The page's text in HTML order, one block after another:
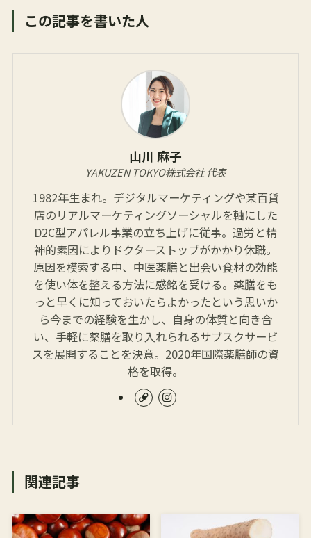
この記事を書いた人
山川 麻子
YAKUZEN TOKYO株式会社 代表
1982年生まれ。デジタルマーケティングや某百貨
店のリアルマーケティングソーシャルを軸にした
D2C型アパレル事業の立ち上げに従事。過労と精
神的素因によりドクターストップがかかり休職。
原因を模索する中、中医薬膳と出会い食材の効能
を使い体を整える方法に感銘を受ける。薬膳をも
っと早くに知っておいたらよかったという思いか
ら今までの経験を生かし、自身の体質と向き合
い、手軽に薬膳を取り入れられるサブスクサービ
スを展開することを決意。2020年国際薬膳師の資
格を取得。
関連記事